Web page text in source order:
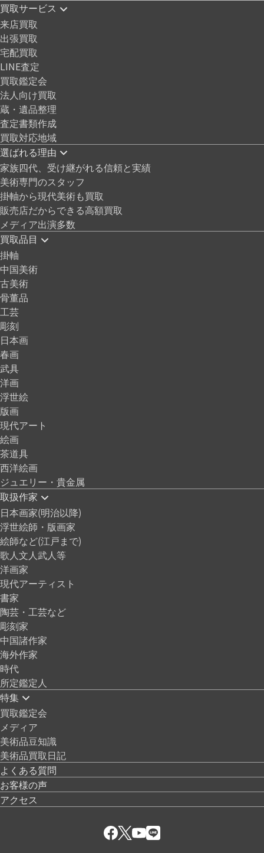
買取サービス
来店買取
出張買取
宅配買取
LINE査定
買取鑑定会
法人向け買取
蔵・遺品整理
査定書類作成
買取対応地域
選ばれる理由
家族四代、受け継がれる信頼と実績
美術専門のスタッフ
掛軸から現代美術も買取
販売店だからできる高額買取
メディア出演多数
買取品目
掛軸
中国美術
古美術
骨董品
工芸
彫刻
日本画
春画
武具
洋画
浮世絵
版画
現代アート
絵画
茶道具
西洋絵画
ジュエリー・貴金属
取扱作家
日本画家(明治以降)
浮世絵師・版画家
絵師など(江戸まで)
歌人文人武人等
洋画家
現代アーティスト
書家
陶芸・工芸など
彫刻家
中国諸作家
海外作家
時代
所定鑑定人
特集
買取鑑定会
メディア
美術品豆知識
美術品買取日記
よくある質問
お客様の声
アクセス